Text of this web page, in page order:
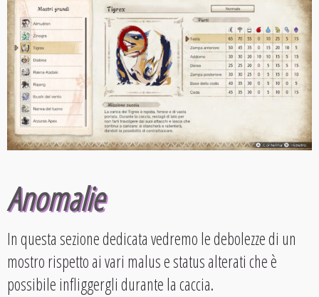
Anomalie
In questa sezione dedicata vedremo le debolezze di un
mostro rispetto ai vari malus e status alterati che è
possibile infliggergli durante la caccia.